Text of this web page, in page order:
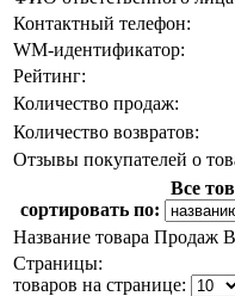
Контактный телефон:
WM-идентификатор:
Рейтинг:
Количество продаж:
Количество возвратов:
Отзывы покупателей о
Все
сортировать по:
Название товара Продаж
Страницы:
товаров на странице: